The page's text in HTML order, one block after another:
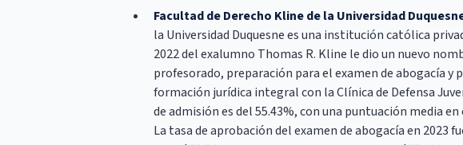
Facultad de Derecho Kline de la Universidad
la Universidad Duquesne es una institución católica
2022 del exalumno Thomas R. Kline le dio un nuevo
profesorado, preparación para el examen de abogacía y
formación jurídica integral con la Clínica de Defensa
de admisión es del 55.43%, con una puntuación media
La tasa de aprobación del examen de abogacía en 2023